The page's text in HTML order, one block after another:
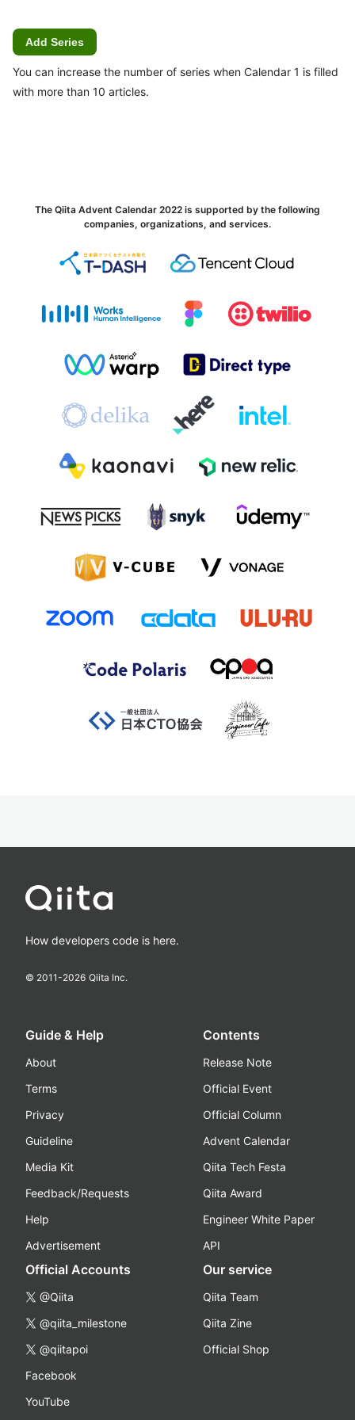
Add Series
You can increase the number of series when Calendar 1 is filled
with more than 10 articles.
The Qiita Advent Calendar 2022 is supported by the following
companies, organizations, and services.
How developers code is here.
© 2011-2026 Qiita Inc.
Guide & Help
About
Terms
Privacy
Guideline
Media Kit
Feedback/Requests
Help
Advertisement
Contents
Release Note
Official Event
Official Column
Advent Calendar
Qiita Tech Festa
Qiita Award
Engineer White Paper
API
Official Accounts
@Qiita
@qiita_milestone
@qiitapoi
Facebook
YouTube
Our service
Qiita Team
Qiita Zine
Official Shop